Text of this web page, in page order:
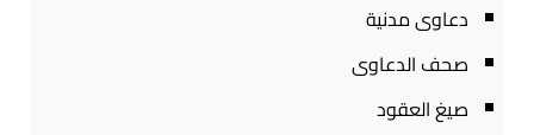
دعاوى مدنية
صحف الدعاوى
صيغ العقود